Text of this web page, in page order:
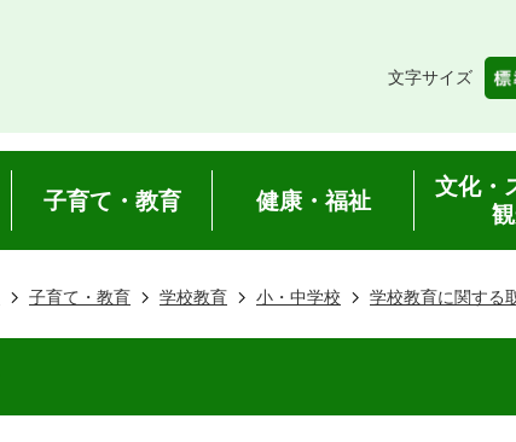
文字サイズ
子育て・教育 健康・福祉
文化・
子育て・教育 学校教育 小・中学校 学校教育に関する